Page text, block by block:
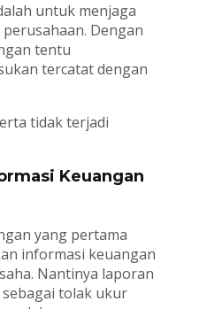
untuk menjaga
Dengan
tentu
tercatat dengan
tidak terjadi
Keuangan
yang pertama
informasi keuangan
Nantinya laporan
tolak ukur